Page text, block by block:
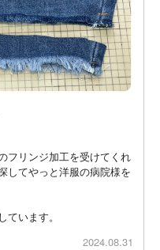
フリンジ加工を受けてくれ
してやっと洋服の病院様を
います。
2024.08.31